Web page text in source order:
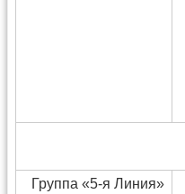
Группа «5-я Линия»